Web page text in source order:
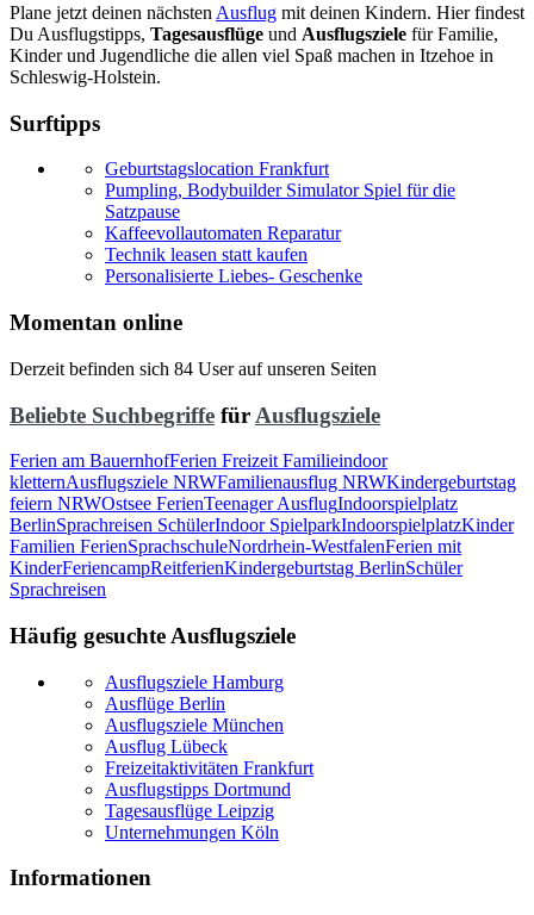
Plane jetzt deinen nächsten Ausflug mit deinen Kindern. Hier findest
Du Ausflugstipps, Tagesausflüge und Ausflugsziele für Familie,
Kinder und Jugendliche die allen viel Spaß machen in Itzehoe in
Schleswig-Holstein.
Surftipps
Geburtstagslocation Frankfurt
Pumpling, Bodybuilder Simulator Spiel für die
Satzpause
Kaffeevollautomaten Reparatur
Technik leasen statt kaufen
Personalisierte Liebes- Geschenke
Momentan online
Derzeit befinden sich 84 User auf unseren Seiten
Beliebte Suchbegriffe für Ausflugsziele
Ferien am BauernhofFerien Freizeit Familieindoor
kletternAusflugsziele NRWFamilienausflug NRWKindergeburtstag
feiern NRWOstsee FerienTeenager AusflugIndoorspielplatz
BerlinSprachreisen SchülerIndoor SpielparkIndoorspielplatzKinder
Familien FerienSprachschuleNordrhein-WestfalenFerien mit
KinderFeriencampReitferienKindergeburtstag BerlinSchüler
Sprachreisen
Häufig gesuchte Ausflugsziele
Ausflugsziele Hamburg
Ausflüge Berlin
Ausflugsziele München
Ausflug Lübeck
Freizeitaktivitäten Frankfurt
Ausflugstipps Dortmund
Tagesausflüge Leipzig
Unternehmungen Köln
Informationen